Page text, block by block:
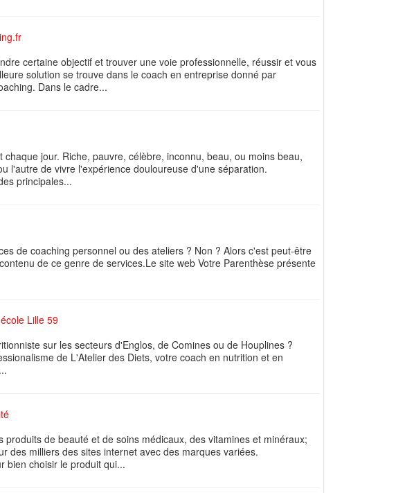
certaine objectif et trouver une voie professionnelle, réussir et vous
solution se trouve dans le coach en entreprise donné par
Dans le cadre...
jour. Riche, pauvre, célèbre, inconnu, beau, ou moins beau,
l'autre de vivre l'expérience douloureuse d'une séparation.
principales...
de coaching personnel ou des ateliers ? Non ? Alors c'est peut-être
de ce genre de services.Le site web Votre Parenthèse présente
Lille 59
sur les secteurs d'Englos, de Comines ou de Houplines ?
de L'Atelier des Diets, votre coach en nutrition et en
produits de beauté et de soins médicaux, des vitamines et minéraux;
des milliers des sites internet avec des marques variées.
bien choisir le produit qui...